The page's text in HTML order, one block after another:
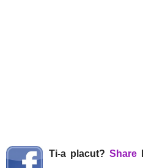
Ti-a placut? Share